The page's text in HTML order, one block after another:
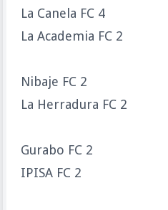
La Canela FC 4
La Academia FC 2
Nibaje FC 2
La Herradura FC 2
Gurabo FC 2
IPISA FC 2